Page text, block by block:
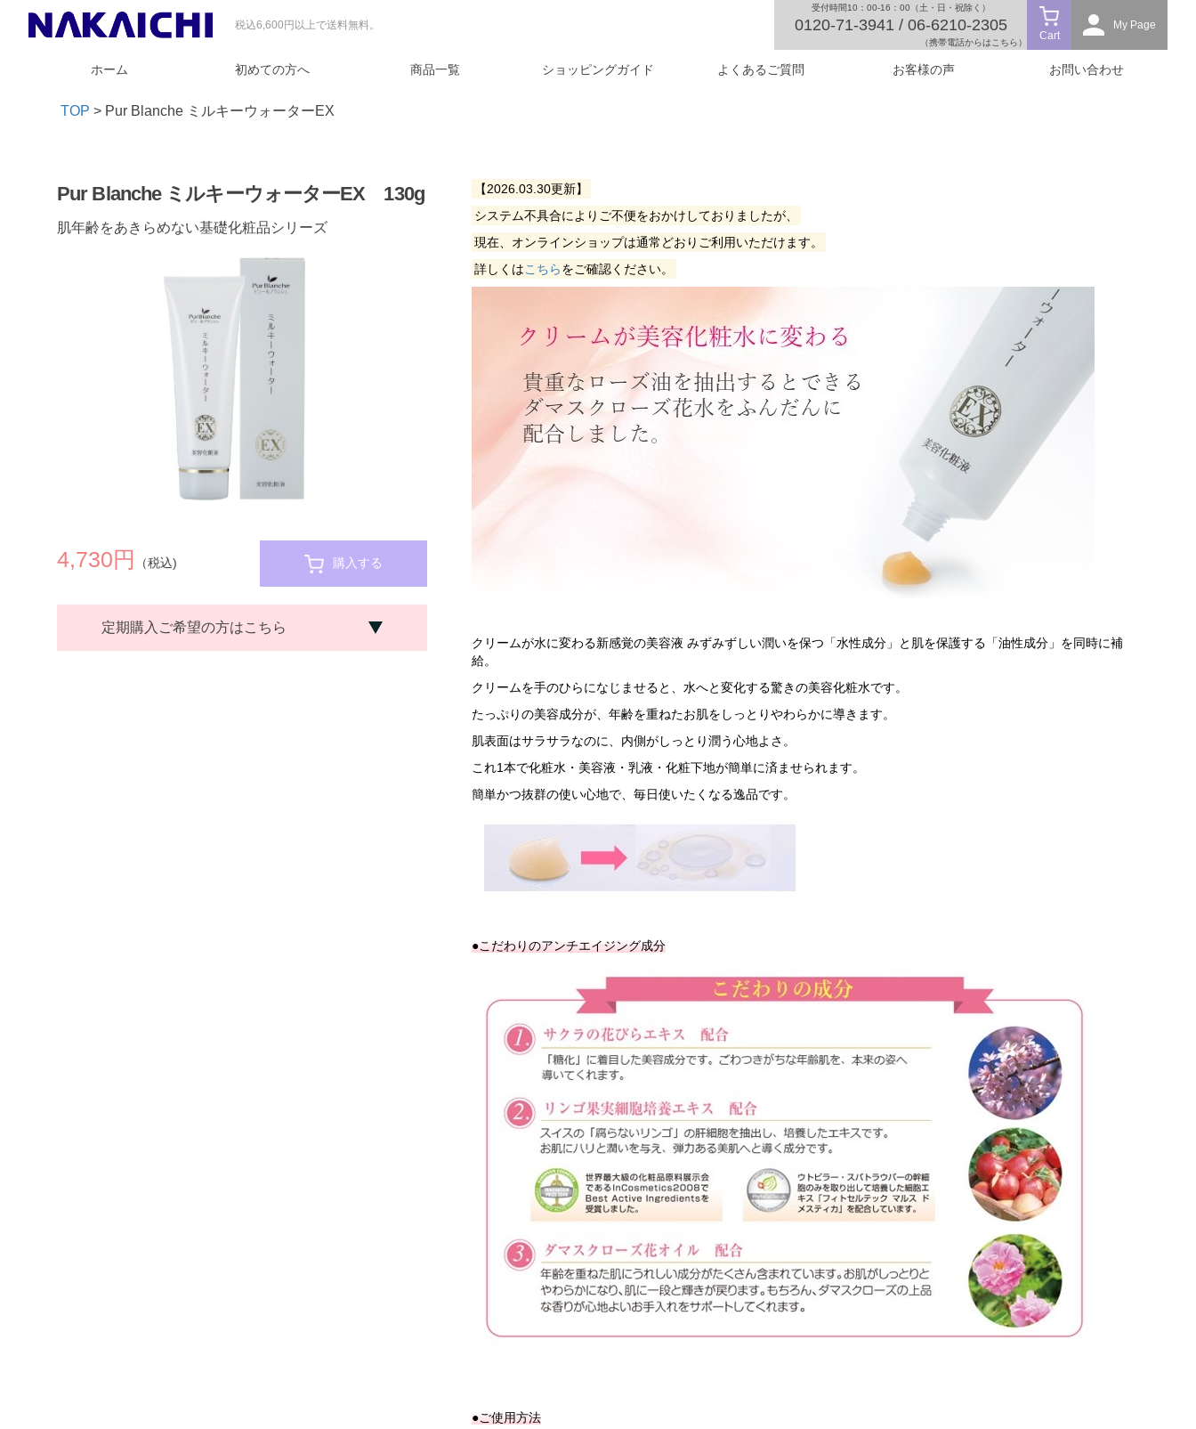
税込6,600円以上で送料無料。
受付時間10：00-16：00（土・日・祝除く）
0120-71-3941 / 06-6210-2305
（携帯電話からはこちら）
Cart
My Page
ホーム 初めての方へ 商品一覧 ショッピングガイド よくあるご質問 お客様の声 お問い合わせ
TOP > Pur Blanche ミルキーウォーターEX
Pur Blanche ミルキーウォーターEX 130g
肌年齢をあきらめない基礎化粧品シリーズ
4,730円 （税込) 購入する
定期購入ご希望の方はこちら
【2026.03.30更新】
システム不具合によりご不便をおかけしておりましたが、
現在、オンラインショップは通常どおりご利用いただけます。
詳しくはこちらをご確認ください。
クリームが水に変わる新感覚の美容液 みずみずしい潤いを保つ「水性成分」と肌を保護する「油性成分」を同時に補
給。
クリームを手のひらになじませると、水へと変化する驚きの美容化粧水です。
たっぷりの美容成分が、年齢を重ねたお肌をしっとりやわらかに導きます。
肌表面はサラサラなのに、内側がしっとり潤う心地よさ。
これ1本で化粧水・美容液・乳液・化粧下地が簡単に済ませられます。
簡単かつ抜群の使い心地で、毎日使いたくなる逸品です。
●こだわりのアンチエイジング成分
●ご使用方法